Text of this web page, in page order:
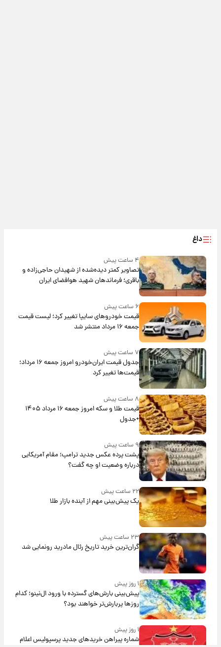
داغ
۴ ساعت پیش
تصاویر کمتر دیده‌شده از شهیدان حاجی‌زاده و
باقری؛ فرماندهان شهید هوافضای ایران
۶ ساعت پیش
قیمت خودروهای سایپا تغییر کرد؛ لیست قیمت
جمعه ۱۶ مرداد منتشر شد
۷ ساعت پیش
جدول قیمت ایران‌خودرو امروز جمعه ۱۶ مرداد؛
قیمت‌ها تغییر کرد
۸ ساعت پیش
قیمت طلا و سکه امروز جمعه ۱۶ مرداد ۱۴۰۵
+جدول
۹ ساعت پیش
پشت پرده عکس جدید ترامپ؛ مقام آمریکایی
درباره وضعیت او چه گفت؟
۲۲ ساعت پیش
یک پیش‌بینی مهم از آینده بازار طلا
۲۳ ساعت پیش
گران‌ترین خرید تاریخ رئال مادرید رونمایی شد
۱ روز پیش
پیش‌بینی بارش‌های گسترده با ورود ال‌نینو؛ کدام
روزها پربارش‌تر خواهند بود؟
۱ روز پیش
شماره پیراهن خریدهای جدید پرسپولیس اعلام